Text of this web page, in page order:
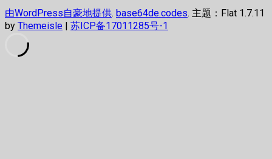
由WordPress自豪地提供. base64de.codes. 主题：Flat 1.7.11
by Themeisle | 苏ICP备17011285号-1